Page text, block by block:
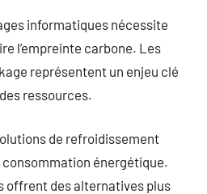
informatiques nécessite
l’empreinte carbone. Les
représentent un enjeu clé
ressources.
de refroidissement
énergétique.
offrent des alternatives plus